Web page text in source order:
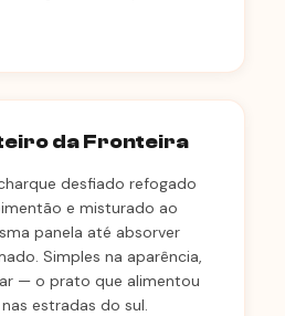
da Fronteira
desfiado refogado
e misturado ao
panela até absorver
Simples na aparência,
— o prato que alimentou
estradas do sul.